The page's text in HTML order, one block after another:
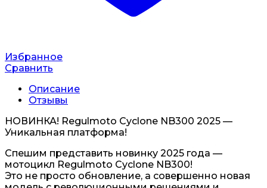
Избранное
Сравнить
Описание
Отзывы
НОВИНКА! Regulmoto Cyclone NB300 2025 —
Уникальная платформа!
Спешим представить новинку 2025 года —
мотоцикл Regulmoto Cyclone NB300!
Это не просто обновление, а совершенно новая